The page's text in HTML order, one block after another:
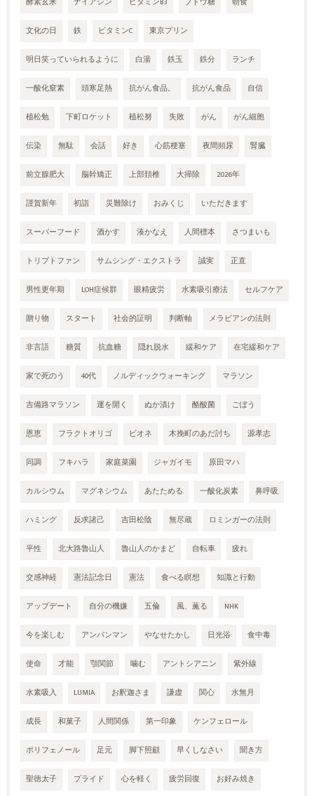
文化の日 鉄 ビタミンC 東京プリン
明日笑っていられるように 白湯 鉄玉 鉄分 ランチ
一酸化窒素 頭寒足熱 抗がん食品。 抗がん食品 自信
植松勉 下町ロケット 植松努 失敗 がん がん細胞
伝染 無駄 会話 好き 心筋梗塞 夜間頻尿 腎臓
前立腺肥大 脳幹矯正 上部頚椎 大掃除 2026年
謹賀新年 初詣 災難除け おみくじ いただきます
スーパーフード 酒かす 湊かなえ 人間標本 さつまいも
トリプトファン サムシング・エクストラ 誠実 正直
男性更年期 LOH症候群 眼精疲労 水素吸引療法 セルフケア
贈り物 スタート 社会的証明 判断軸 メラビアンの法則
非言語 糖質 抗血糖 隠れ脱水 緩和ケア 在宅緩和ケア
家で死のう 40代 ノルディックウォーキング マラソン
吉備路マラソン 運を開く ぬか漬け 酪酸菌 ごぼう
恩恵 フラクトオリゴ ビオネ 木挽町のあだ討ち 源孝志
同調 フキハラ 家庭菜園 ジャガイモ 原田マハ
カルシウム マグネシウム あたためる 一酸化炭素 鼻呼吸
ハミング 反求諸己 吉田松陰 無尽蔵 ロミンガーの法則
平性 北大路魯山人 魯山人のかまど 自転車 疲れ
交感神経 憲法記念日 憲法 食べる瞑想 知識と行動
アップデート 自分の機嫌 五倫 風、薫る NHK
今を楽しむ アンパンマン やなせたかし 日光浴 食中毒
使命 才能 顎関節 噛む アントシアニン 紫外線
水素吸入 LUMIA お釈迦さま 謙虚 関心 水無月
成長 和菓子 人間関係 第一印象 ケンフェロール
ポリフェノール 足元 脚下照顧 早くしなさい 聞き方
聖徳太子 プライド 心を軽く 疲労回復 お好み焼き